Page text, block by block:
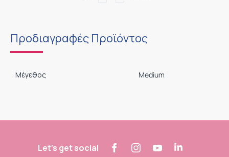
Προδιαγραφές Προϊόντος
Μέγεθος Medium
Let's get social